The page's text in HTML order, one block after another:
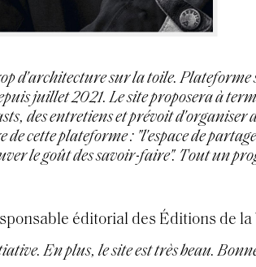
d'architecture sur la toile.
juillet 2021. Le site proposera à
des entretiens et prévoit d'organiser
cette plateforme : "l'espace de
le goût des savoir-faire". Tout un
éditorial des Éditions de
En plus, le site est très beau.